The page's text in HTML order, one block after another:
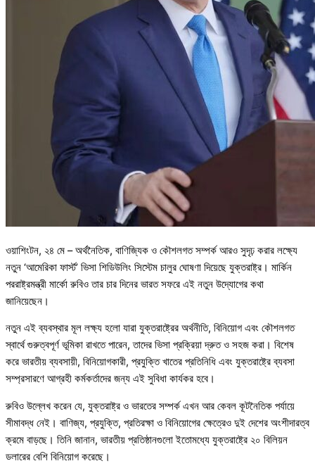
ওয়াশিংটন, ২৪ মে – অর্থনৈতিক, বাণিজ্যিক ও কৌশলগত সম্পর্ক আরও সুদৃঢ় করার লক্ষ্যে
নতুন ‘আমেরিকা ফার্স্ট’ ভিসা শিডিউলিং সিস্টেম চালুর ঘোষণা দিয়েছে যুক্তরাষ্ট্র। মার্কিন
পররাষ্ট্রমন্ত্রী মার্কো রুবিও তার চার দিনের ভারত সফরে এই নতুন উদ্যোগের কথা
জানিয়েছেন।
নতুন এই ব্যবস্থার মূল লক্ষ্য হলো যারা যুক্তরাষ্ট্রের অর্থনীতি, বিনিয়োগ এবং কৌশলগত
স্বার্থে গুরুত্বপূর্ণ ভূমিকা রাখতে পারেন, তাদের ভিসা প্রক্রিয়া দ্রুত ও সহজ করা। বিশেষ
করে ভারতীয় ব্যবসায়ী, বিনিয়োগকারী, প্রযুক্তি খাতের প্রতিনিধি এবং যুক্তরাষ্ট্রে ব্যবসা
সম্প্রসারণে আগ্রহী কর্মকর্তাদের জন্য এই সুবিধা কার্যকর হবে।
রুবিও উল্লেখ করেন যে, যুক্তরাষ্ট্র ও ভারতের সম্পর্ক এখন আর কেবল কূটনৈতিক পর্যায়ে
সীমাবদ্ধ নেই। বাণিজ্য, প্রযুক্তি, প্রতিরক্ষা ও বিনিয়োগের ক্ষেত্রেও দুই দেশের অংশীদারত্ব
ক্রমে বাড়ছে। তিনি জানান, ভারতীয় প্রতিষ্ঠানগুলো ইতোমধ্যে যুক্তরাষ্ট্রে ২০ বিলিয়ন
ডলারের বেশি বিনিয়োগ করেছে।